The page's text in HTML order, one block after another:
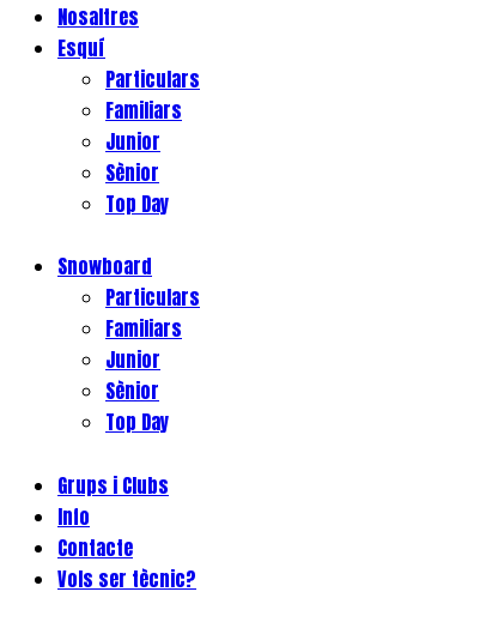
Nosaltres
Esquí
Particulars
Familiars
Junior
Sènior
Top Day
Snowboard
Particulars
Familiars
Junior
Sènior
Top Day
Grups i Clubs
Info
Contacte
Vols ser tècnic?